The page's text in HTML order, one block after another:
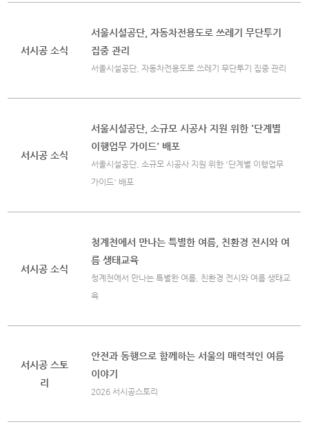
서시공 소식
서울시설공단, 자동차전용도로 쓰레기 무단투기
집중 관리
서울시설공단, 자동차전용도로 쓰레기 무단투기 집중 관리
서시공 소식
서울시설공단, 소규모 시공사 지원 위한 '단계별
이행업무 가이드' 배포
서울시설공단, 소규모 시공사 지원 위한 '단계별 이행업무
가이드' 배포
서시공 소식
청계천에서 만나는 특별한 여름, 친환경 전시와 여
름 생태교육
청계천에서 만나는 특별한 여름, 친환경 전시와 여름 생태교
육
서시공 스토
리
안전과 동행으로 함께하는 서울의 매력적인 여름
이야기
2026 서시공스토리